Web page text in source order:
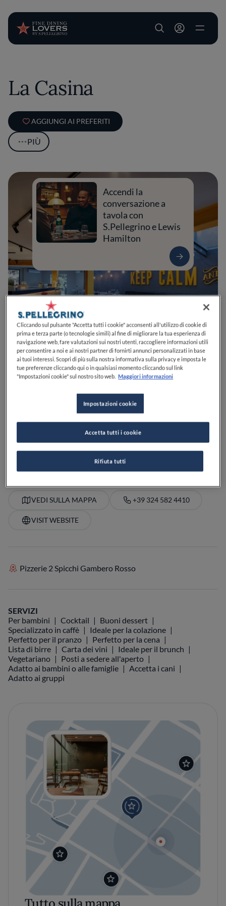
User account
La Casina
AGGIUNGI AI PREFERITI
PIÙ
0 0 0 0 0
Accendi la
conversazione a
tavola con
S.Pellegrino e Lewis
Hamilton
Via S. Giuseppe Vecchio, 22054100MassaMS
VEDI ORARI
PREZZO
VEDI SULLA MAPPA +39 324 582 4410
VISIT WEBSITE
Pizzerie 2 Spicchi Gambero Rosso
SERVIZI
Per bambini
Cocktail
Buoni dessert
Specializzato in caffè
Ideale per la colazione
Perfetto per il pranzo
Perfetto per la cena
Lista di birre
Carta dei vini
Ideale per il brunch
Vegetariano
Posti a sedere all'aperto
Adatto ai bambini o alle famiglie
Accetta i cani
Adatto ai gruppi
Cliccando sul pulsante "Accetta tutti i cookie" acconsenti all'utilizzo di cookie di
prima e terza parte (o tecnologie simili) al fine di migliorare la tua esperienza di
navigazione web, fare valutazioni sui nostri utenti, raccogliere informazioni utili
per consentire a noi e ai nostri partner di fornirti annunci personalizzati in base
ai tuoi interessi. Scopri di più sulla nostra informativa sulla privacy e imposta le
tue preferenze cliccando qui o in qualsiasi momento cliccando sul link
"Impostazioni cookie" sul nostro sito web. Maggiori informazioni
Impostazioni cookie
Rifiuta tutti
Accetta tutti i cookie